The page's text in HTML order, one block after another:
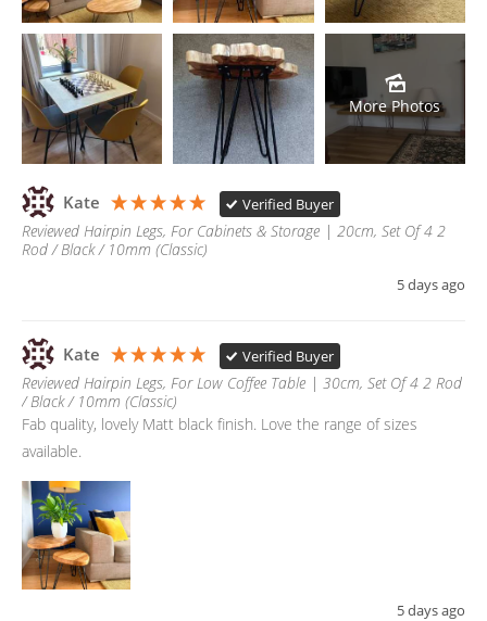
More Photos
Kate Verified Buyer
Reviewed Hairpin Legs, For Cabinets & Storage | 20cm, Set Of 4 2
Rod / Black / 10mm (Classic)
5 days ago
Kate Verified Buyer
Reviewed Hairpin Legs, For Low Coffee Table | 30cm, Set Of 4 2 Rod
/ Black / 10mm (Classic)
Fab quality, lovely Matt black finish. Love the range of sizes
available.
5 days ago